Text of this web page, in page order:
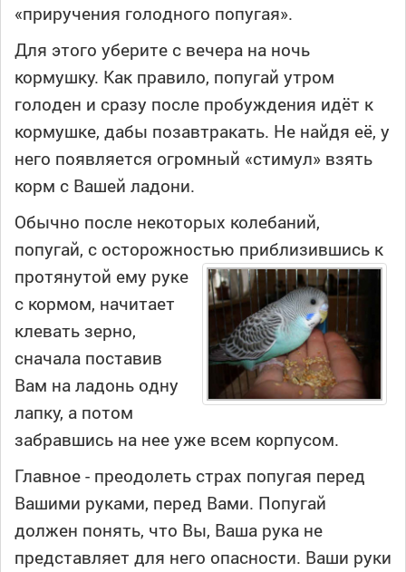
«приручения голодного попугая».
Для этого уберите с вечера на ночь
кормушку. Как правило, попугай утром
голоден и сразу после пробуждения идёт к
кормушке, дабы позавтракать. Не найдя её, у
него появляется огромный «стимул» взять
корм с Вашей ладони.
Обычно после некоторых колебаний,
попугай, с осторожностью приблизившись к
протянутой ему руке
с кормом, начитает
клевать зерно,
сначала поставив
Вам на ладонь одну
лапку, а потом
забравшись на нее уже всем корпусом.
Главное - преодолеть страх попугая перед
Вашими руками, перед Вами. Попугай
должен понять, что Вы, Ваша рука не
представляет для него опасности. Ваши руки